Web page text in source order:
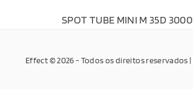
SPOT TUBE MINI M 35D
Effect © 2026 - Todos os direitos reservados